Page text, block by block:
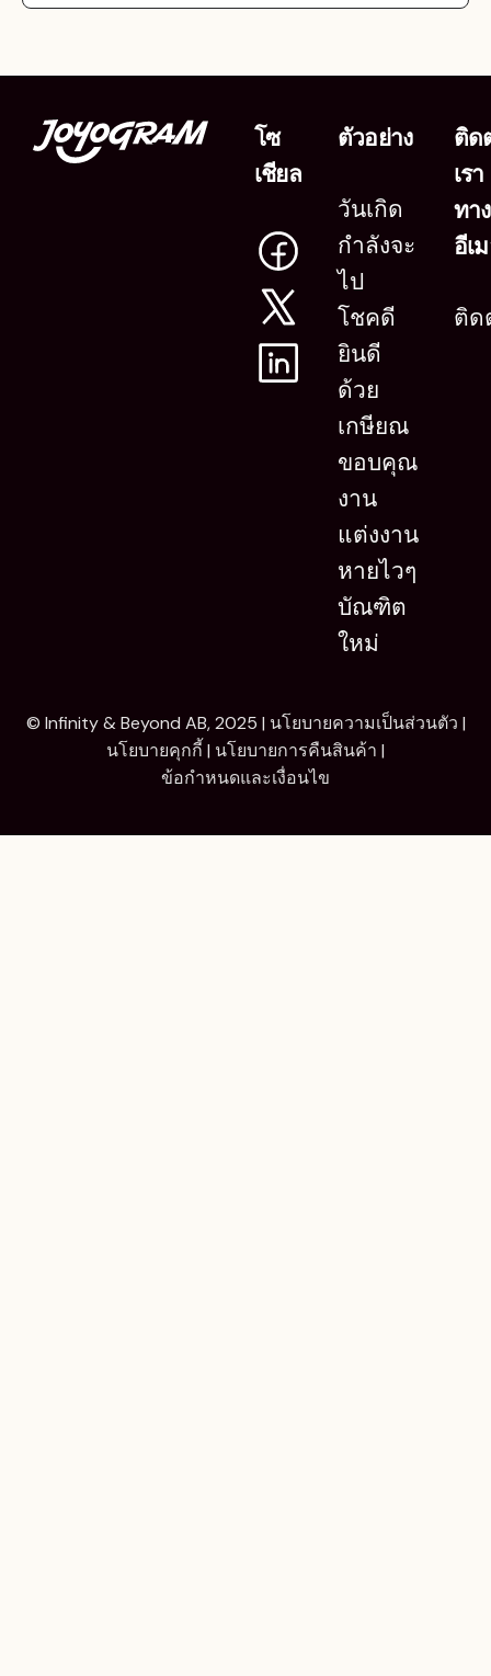
โซ
เชียล
ตัวอย่าง
วันเกิด
กำลังจะ
ไป
โชคดี
ยินดี
ด้วย
เกษียณ
ขอบคุณ
งาน
แต่งงาน
หายไวๆ
บัณฑิต
ใหม่
ติด
เรา
ทาง
อีเ
ติด
© Infinity & Beyond AB, 2025 | นโยบายความเป็นส่วนตัว |
นโยบายคุกกี้ | นโยบายการคืนสินค้า |
ข้อกำหนดและเงื่อนไข